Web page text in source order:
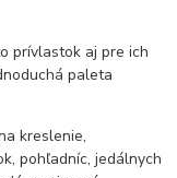
prívlastok aj pre ich
paleta
kreslenie,
pohľadníc, jedálnych